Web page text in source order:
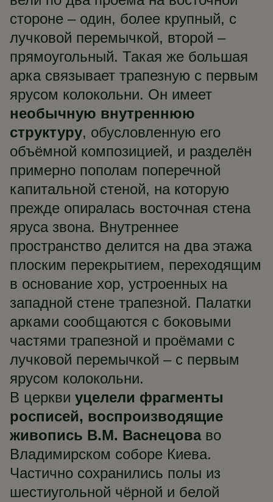
стороне – один, более крупный, с
лучковой перемычкой, второй –
прямоугольный. Такая же большая
арка связывает трапезную с первым
ярусом колокольни. Он имеет
необычную внутреннюю
структуру, обусловленную его
объёмной композицией, и разделён
примерно пополам поперечной
капитальной стеной, на которую
прежде опиралась восточная стена
яруса звона. Внутреннее
пространство делится на два этажа
плоским перекрытием, переходящим
в основание хор, устроенных на
западной стене трапезной. Палатки
арками сообщаются с боковыми
частями трапезной и проёмами с
лучковой перемычкой – с первым
ярусом колокольни.
В церкви уцелели фрагменты
росписей, воспроизводящие
живопись В.М. Васнецоваво
Владимирском соборе Киева.
Частично сохранились полы из
шестиугольной чёрной и белой